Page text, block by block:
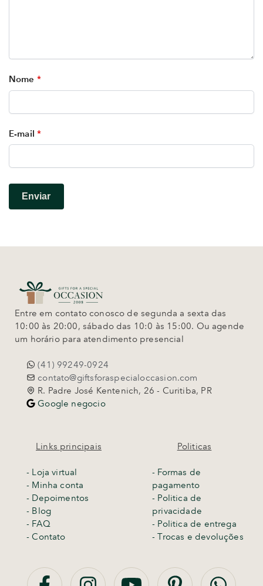
Nome *
E-mail *
Entre em contato conosco de segunda a sexta das
10:00 às 20:00, sábado das 10:0 às 15:00. Ou agende
um horário para atendimento presencial
(41) 99249-0924
contato@giftsforaspecialoccasion.com
R. Padre José Kentenich, 26 - Curitiba, PR
Google negocio
Links principais
- Loja virtual
- Minha conta
- Depoimentos
- Blog
- FAQ
- Contato
Politicas
- Formas de
pagamento
- Politica de
privacidade
- Politica de entrega
-Trocas e devoluções